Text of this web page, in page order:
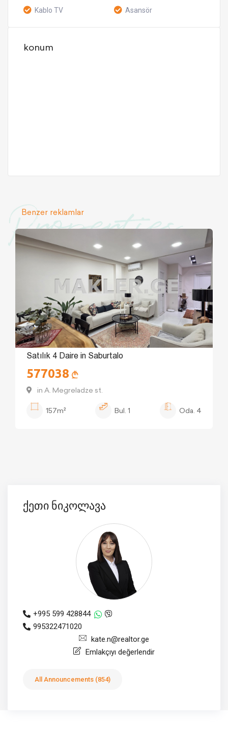
Kablo TV Asansör
konum
Properties
Benzer reklamlar
Satılık 4 Daire in Saburtalo
577038
in A. Megreladze st.
157m²
Bul. 1 Oda. 4
ქეთი ნიკოლავა
+995 599 428844
995322471020
kate.n@realtor.ge
Emlakçıyı değerlendir
All Announcements (854)